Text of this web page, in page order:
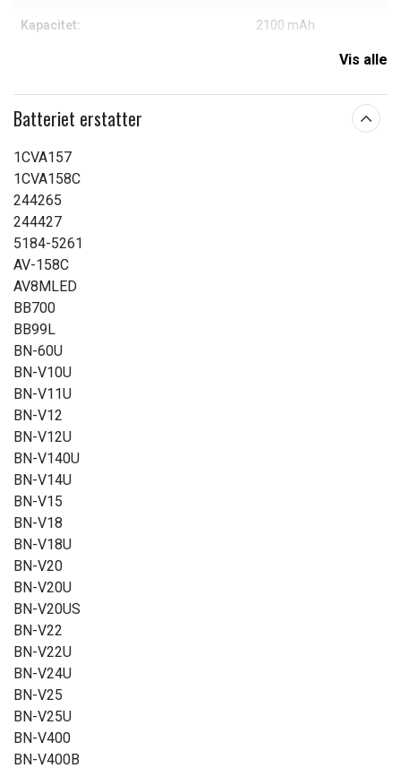
Kapacitet: 2100 mAh
Vis alle
Batteriet erstatter
1CVA157
1CVA158C
244265
244427
5184-5261
AV-158C
AV8MLED
BB700
BB99L
BN-60U
BN-V10U
BN-V11U
BN-V12
BN-V12U
BN-V140U
BN-V14U
BN-V15
BN-V18
BN-V18U
BN-V20
BN-V20U
BN-V20US
BN-V22
BN-V22U
BN-V24U
BN-V25
BN-V25U
BN-V400
BN-V400B